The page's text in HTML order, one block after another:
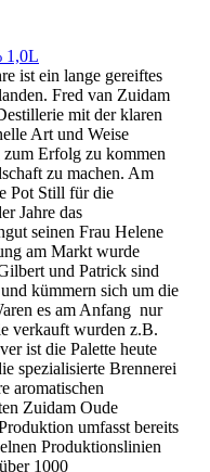
1,0L
ist ein lange gereiftes
Fred van Zuidam
mit der klaren
Art und Weise
zum Erfolg zu kommen
zu machen. Am
Pot Still für die
Jahre das
seinen Frau Helene
am Markt wurde
und Patrick sind
kümmern sich um die
es am Anfang nur
verkauft wurden z.B.
ist die Palette heute
spezialisierte Brennerei
aromatischen
Zuidam Oude
umfasst bereits
Produktionslinien
1000